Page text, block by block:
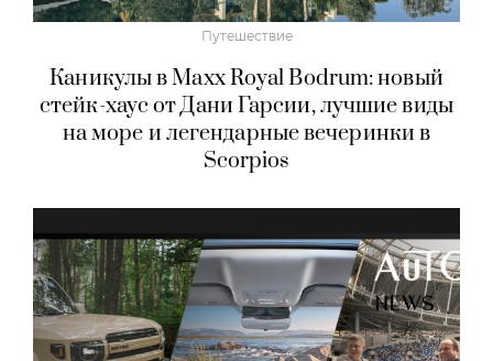
Путешествие
Каникулы в Maxx Royal Bodrum: новый
стейк-хаус от Дани Гарсии, лучшие виды
на море и легендарные вечеринки в
Scorpios